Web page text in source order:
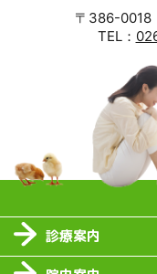
〒386-
TEL：
診療案内